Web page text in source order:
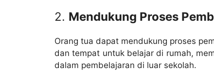
2. Mendukung Proses
Orang tua dapat mendukung proses
dan tempat untuk belajar di rumah,
dalam pembelajaran di luar sekolah.